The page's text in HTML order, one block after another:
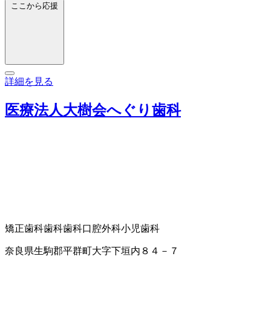
ここから応援
詳細を見る
医療法人大樹会へぐり歯科
矯正歯科歯科歯科口腔外科小児歯科
奈良県生駒郡平群町大字下垣内８４－７